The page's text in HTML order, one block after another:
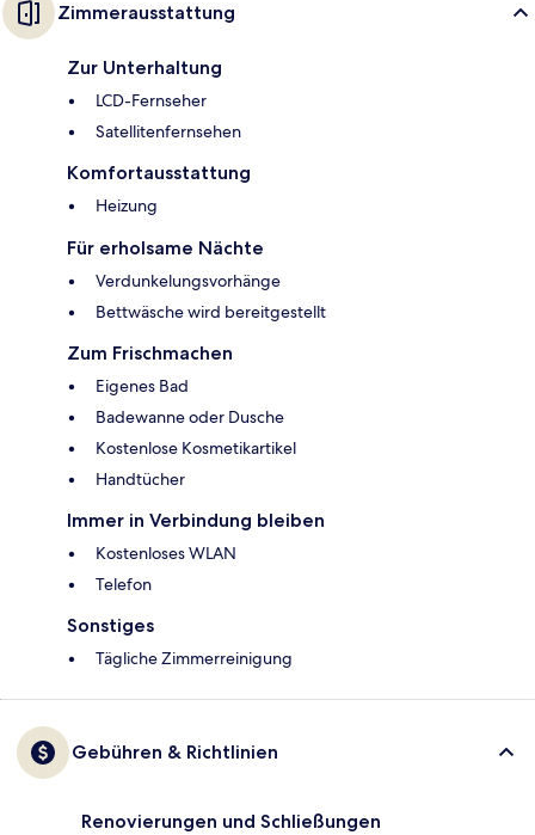
Zimmerausstattung
Zur Unterhaltung
LCD-Fernseher
Satellitenfernsehen
Komfortausstattung
Heizung
Für erholsame Nächte
Verdunkelungsvorhänge
Bettwäsche wird bereitgestellt
Zum Frischmachen
Eigenes Bad
Badewanne oder Dusche
Kostenlose Kosmetikartikel
Handtücher
Immer in Verbindung bleiben
Kostenloses WLAN
Telefon
Sonstiges
Tägliche Zimmerreinigung
Gebühren & Richtlinien
Renovierungen und Schließungen